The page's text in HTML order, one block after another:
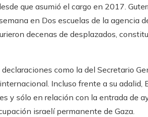
que asumió el cargo en 2017.
en Dos escuelas de la agencia
decenas de desplazados,
como la del Secretario
Incluso frente a su adalid,
y sólo en relación con la entrada de
israelí permanente de Gaza.